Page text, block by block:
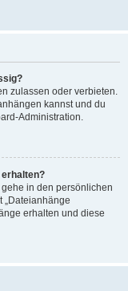
zulassen oder verbieten.
kannst und du
Administration.
in den persönlichen
„Dateianhänge
erhalten und diese